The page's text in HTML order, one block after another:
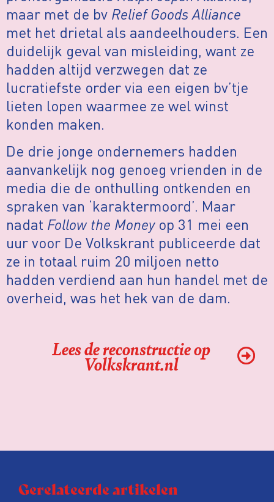
maar met de bv Relief Goods Alliance
met het drietal als aandeelhouders. Een
duidelijk geval van misleiding, want ze
hadden altijd verzwegen dat ze
lucratiefste order via een eigen bv’tje
lieten lopen waarmee ze wel winst
konden maken.
De drie jonge ondernemers hadden
aanvankelijk nog genoeg vrienden in de
media die de onthulling ontkenden en
spraken van ‘karaktermoord’. Maar
nadat Follow the Moneyop 31 mei een
uur voor De Volkskrant publiceerde dat
ze in totaal ruim 20 miljoen netto
hadden verdiend aan hun handel met de
overheid, was het hek van de dam.
Lees de reconstructie op
Volkskrant.nl
Gerelateerde artikelen